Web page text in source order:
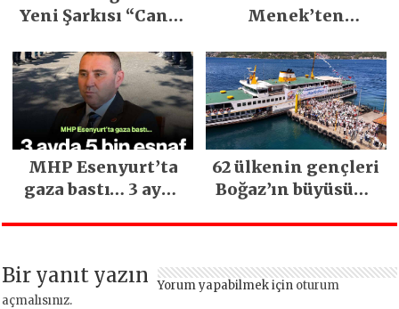
Yeni Şarkısı “Canın
İlgi Gördü!..
Menek’ten
heyelan sonrası
kritik uyarı
MHP Esenyurt’ta
gaza bastı… 3 ayda
edildi
62 ülkenin gençleri
Boğaz’ın büyüsüne
Bir yanıt yazın Yorum yapabilmek için oturum
açmalısınız.